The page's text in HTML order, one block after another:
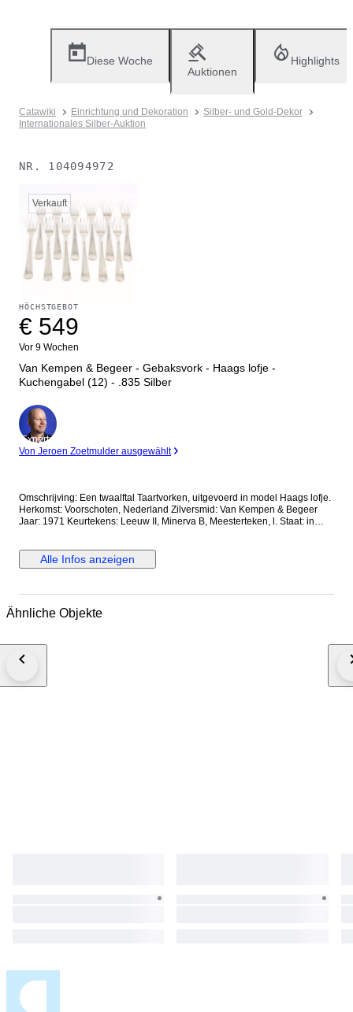
Diese Woche
Auktionen
Highlights
Catawiki Einrichtung und Dekoration
Silber- und Gold-Dekor
Internationales Silber-Auktion
NR. 104094972
Verkauft
HÖCHSTGEBOT
€ 549
Vor 9 Wochen
Van Kempen & Begeer - Gebaksvork - Haags lofje -
Kuchengabel (12) - .835 Silber
Experte
Von Jeroen Zoetmulder ausgewählt
Omschrijving: Een twaalftal Taartvorken, uitgevoerd in model Haags lofje.
Herkomst: Voorschoten, Nederland Zilversmid: Van Kempen & Begeer
Jaar: 1971 Keurtekens: Leeuw II, Minerva B, Meesterteken, l. Staat: in
12534 Al onze artikelen worden aangetekend verzonden. U kunt het
kavel ook afhalen in één van onze ruim 100 kantoren in Nederland,
NL en BE) Comptoir de l’Or (voor BE) of Goldwechselhaus (voor DE) voor
aan ons door.
Alle Infos anzeigen
Ähnliche Objekte